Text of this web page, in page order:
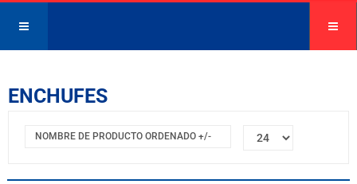
ENCHUFES
NOMBRE DE PRODUCTO ORDENADO +/-